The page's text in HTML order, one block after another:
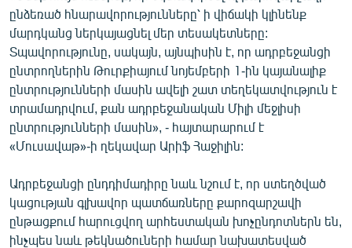
«Ազատության» բոլոր կայքերը
ընձեռած հնարավորությունները՝ ի վիճակի կլինենք
մարդկանց ներկայացնել մեր տեսակետները:
Տպավորությունը, սակայն, այնպիսին է, որ ադրբեջանցի
ընտրողներին Թուրքիայում նոյեմբերի 1-ին կայանալիք
ընտրությունների մասին ավելի շատ տեղեկատվություն է
տրամադրվում, քան ադրբեջանական Միլի մեջլիսի
ընտրությունների մասին», - հայտարարում է
«Մուսավաթ»-ի ղեկավար Արիֆ Հաջիլին:
Ադրբեջանցի ընդդիմադիրը նաև նշում է, որ ստեղծված
կացության գլխավոր պատճառները քարոզարշավի
ընթացքում հարուցվող արհեստական խոչընդոտներն են,
ինչպես նաև թեկնածուների համար նախատեսված